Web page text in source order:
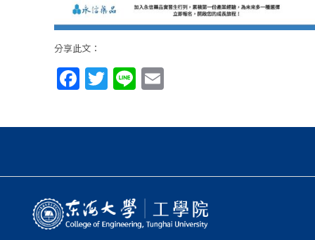
分享此文：
Facebook
Twitter
LineEmail